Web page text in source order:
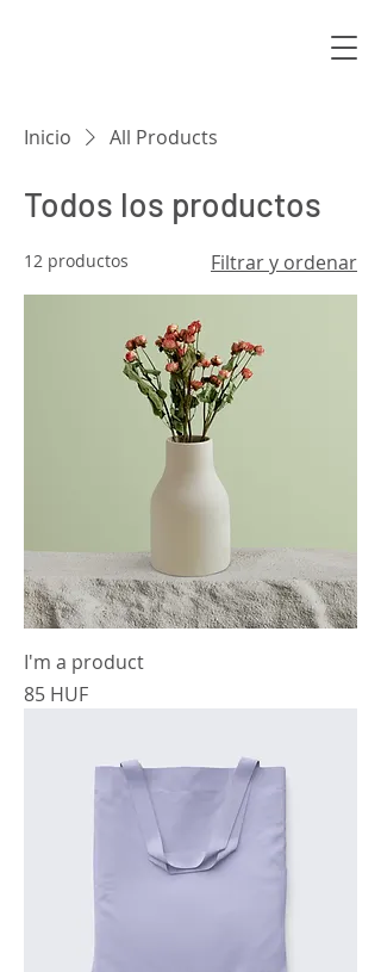
Inicio All Products
Todos los productos
12 productos Filtrar y ordenar
I'm a product
Precio
85 HUF